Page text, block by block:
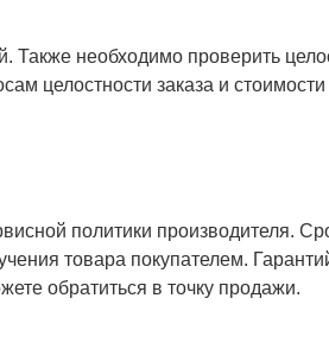
Также необходимо проверить
целостности заказа и
политики производителя.
товара покупателем.
обратиться в точку продажи.